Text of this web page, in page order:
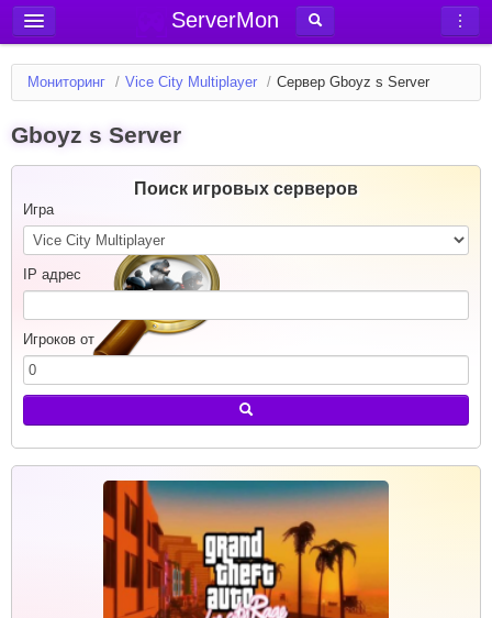
ServerMon
Добавить сервер
Мониторинг серверов
Новости
Блог
Статьи
Форум
Вход в аккаунт
Мониторинг / Vice City Multiplayer / Сервер Gboyz s Server
Gboyz s Server
Поиск игровых серверов
Игра
IP адрес
Игроков от